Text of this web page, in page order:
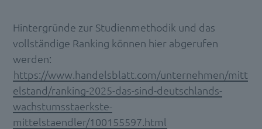
Hintergründe zur Studienmethodik und das
vollständige Ranking können hier abgerufen
werden:
https://www.handelsblatt.com/unternehmen/mitt
elstand/ranking-2025-das-sind-deutschlands-
wachstumsstaerkste-
mittelstaendler/100155597.html